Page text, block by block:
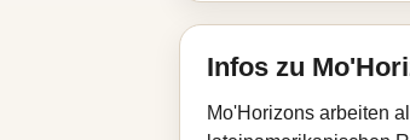
Infos zu
Mo'Horizons arbeiten